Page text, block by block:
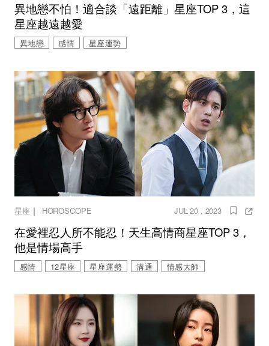
異地戀不怕！適合談「遠距離」星座TOP 3，這
星座越遠越愛
異地戀 感情 星座運勢
星座 ｜ HOROSCOPE JUL 20 , 2023
在愛裡忍人所不能忍！天生高情商星座TOP 3，
他是情場高手
感情 12星座 星座運勢 溝通 情感大師